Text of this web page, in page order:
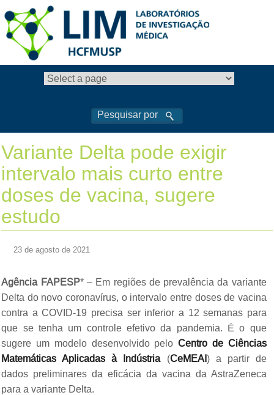
Variante Delta pode exigir
intervalo mais curto entre
doses de vacina, sugere
estudo
23 de agosto de 2021
Agência FAPESP* – Em regiões de prevalência da variante
Delta do novo coronavírus, o intervalo entre doses de vacina
contra a COVID-19 precisa ser inferior a 12 semanas para
que se tenha um controle efetivo da pandemia. É o que
sugere um modelo desenvolvido peloCentro de Ciências
Matemáticas Aplicadas à Indústria(CeMEAI ) a partir de
dados preliminares da eficácia da vacina da AstraZeneca
para a variante Delta.